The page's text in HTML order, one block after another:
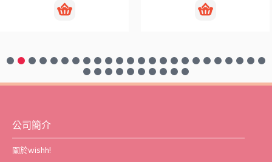
公司簡介